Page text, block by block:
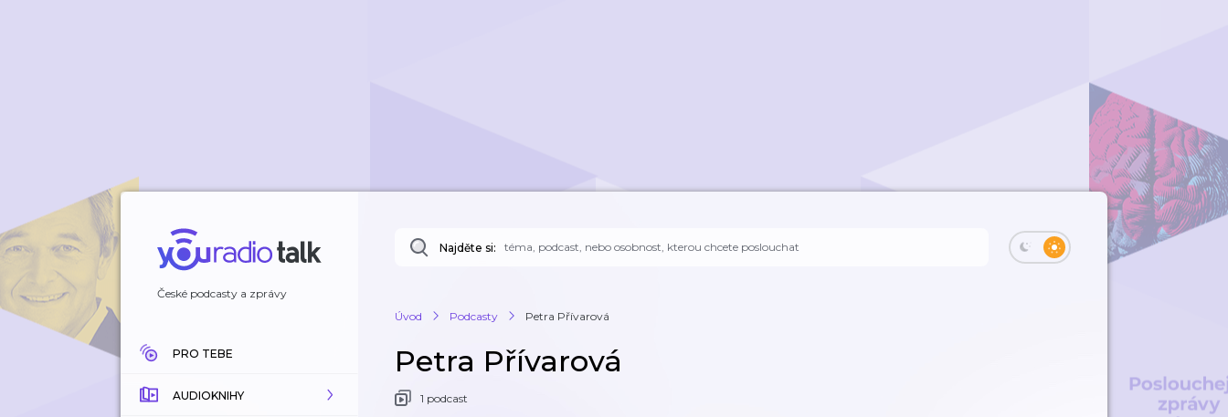
České podcasty a zprávy
PRO TEBE
AUDIOKNIHY
Najděte si:
Úvod Podcasty Petra Přívarová
Petra Přívarová
1 podcast